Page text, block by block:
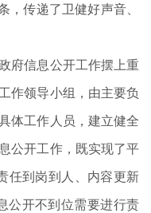
传递了卫健好声音、
信息公开工作摆上重
作领导小组，由主要负
体工作人员，建立健全
公开工作，既实现了平
任到岗到人、内容更新
公开不到位需要进行责